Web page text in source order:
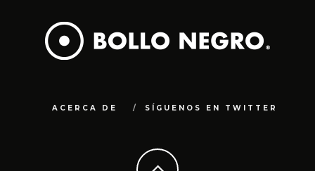
ACERCA DE SÍGUENOS EN TWITTER